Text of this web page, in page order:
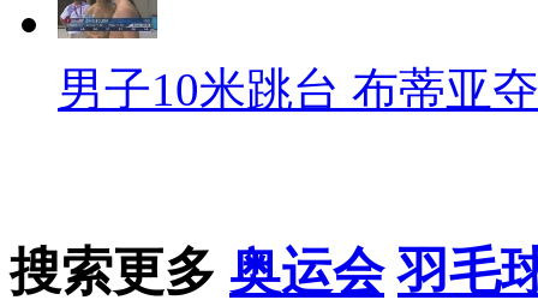
男子10米跳台 布蒂亚
搜索更多 奥运会 羽毛